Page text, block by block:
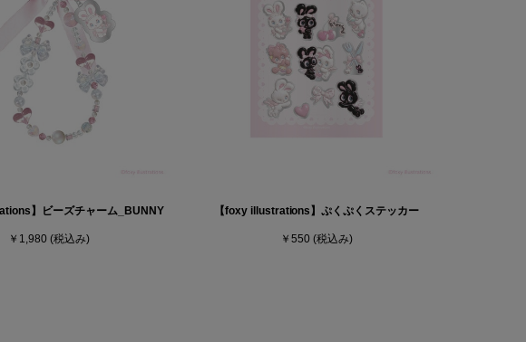
】ビーズチャーム_BUNNY
￥1,980(税込み)
【foxy illustrations】ぷくぷくステッカー
￥550(税込み)